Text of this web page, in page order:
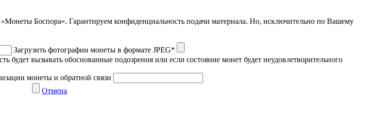
Боспора». Гарантируем конфиденциальность подачи материала. Но, исключительно по Вашему
Загрузить фотографии монеты в формате JPEG*
вызывать обоснованные подозрения или если состояние монет будет неудовлетворительного
монеты и обратной связи
Отмена